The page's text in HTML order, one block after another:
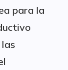
para la